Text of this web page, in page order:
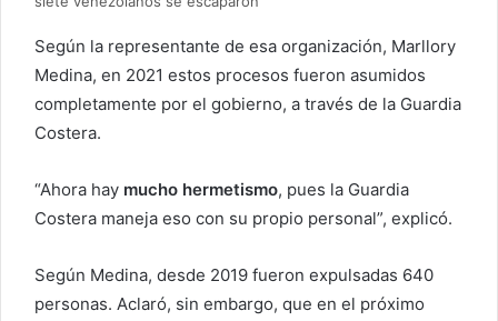
Según la representante de esa organización, Marllory
Medina, en 2021 estos procesos fueron asumidos
completamente por el gobierno, a través de la Guardia
Costera.
“Ahora hay mucho hermetismo, pues la Guardia
Costera maneja eso con su propio personal”, explicó.
Según Medina, desde 2019 fueron expulsadas 640
personas. Aclaró, sin embargo, que en el próximo